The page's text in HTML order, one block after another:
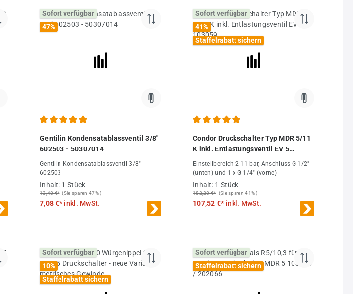
Sofort verfügbar
47%
Gentilin Kondensatablassventil 3/8"
602503 - 50307014
Gentilin Kondensatablassventil 3/8"
602503
Inhalt: 1 Stück
13,48 €* (Sie sparen 47% )
7,08 €*inkl. MwSt.
Sofort verfügbar
41%
Staffelrabatt sichern
Condor Druckschalter Typ MDR 5/11
K inkl. Entlastungsventil EV 5
103059
Einstellbereich 2-11 bar, Anschluss G 1/2"
(unten) und 1 x G 1/4" (vorne)
Inhalt: 1 Stück
182,28 €* (Sie sparen 41% )
107,52 €* inkl. MwSt.
Sofort verfügbar
10%
Staffelrabatt sichern
Sofort verfügbar
Staffelrabatt sichern